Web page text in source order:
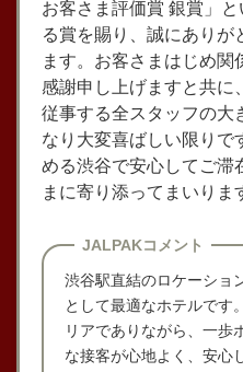
お客さま評価賞 銀賞」
る賞を賜り、誠にありが
ます。お客さまはじめ関
感謝申し上げますと共に
従事する全スタッフの大
なり大変喜ばしい限りで
める渋谷で安心してご滞
まに寄り添ってまいりま
JALPAKコメント
渋谷駅直結のロケーショ
として最適なホテルです
リアでありながら、一歩
な接客が心地よく、安心